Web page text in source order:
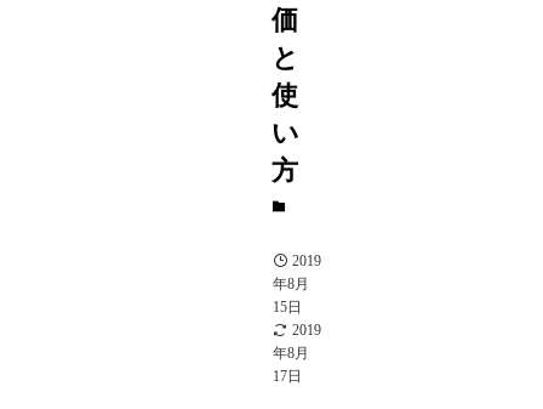
価
と
使
い
方
2019
年8月
15日
2019
年8月
17日